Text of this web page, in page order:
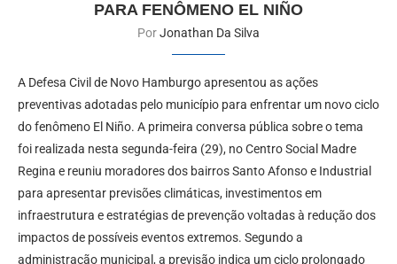
PARA FENÔMENO EL NIÑO
PorJonathan Da Silva
A Defesa Civil de Novo Hamburgo apresentou as ações
preventivas adotadas pelo município para enfrentar um novo ciclo
do fenômeno El Niño. A primeira conversa pública sobre o tema
foi realizada nesta segunda-feira (29), no Centro Social Madre
Regina e reuniu moradores dos bairros Santo Afonso e Industrial
para apresentar previsões climáticas, investimentos em
infraestrutura e estratégias de prevenção voltadas à redução dos
impactos de possíveis eventos extremos. Segundo a
administração municipal, a previsão indica um ciclo prolongado